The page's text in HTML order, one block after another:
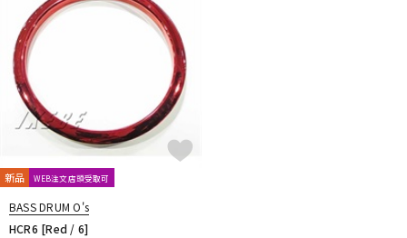
新品 WEB注文店頭受取可
BASS DRUM O's
HCR6 [Red / 6]